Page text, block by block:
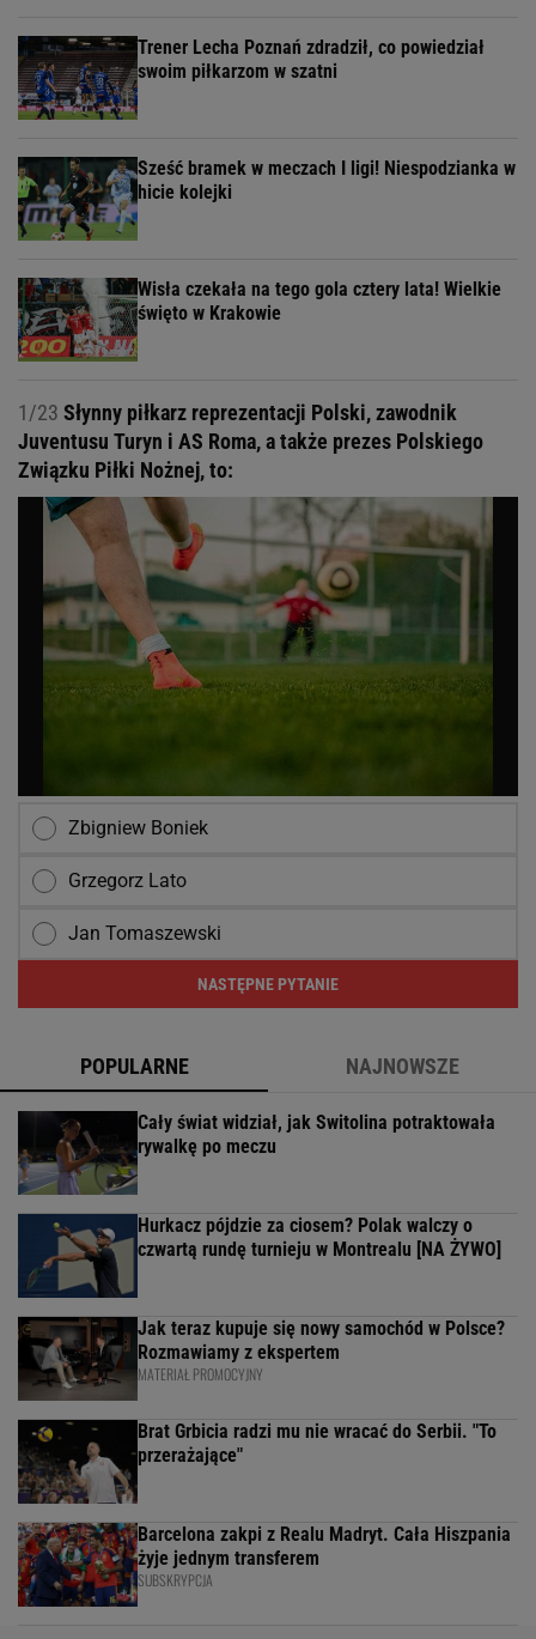
Trener Lecha Poznań zdradził, co powiedział
swoim piłkarzom w szatni
Sześć bramek w meczach I ligi! Niespodzianka w
hicie kolejki
Wisła czekała na tego gola cztery lata! Wielkie
święto w Krakowie
1/23 Słynny piłkarz reprezentacji Polski, zawodnik
Juventusu Turyn i AS Roma, a także prezes Polskiego
Związku Piłki Nożnej, to:
Zbigniew Boniek
Grzegorz Lato
Jan Tomaszewski
NASTĘPNE PYTANIE
POPULARNE NAJNOWSZE
Cały świat widział, jak Switolina potraktowała
rywalkę po meczu
Hurkacz pójdzie za ciosem? Polak walczy o
czwartą rundę turnieju w Montrealu [NA ŻYWO]
Jak teraz kupuje się nowy samochód w Polsce?
Rozmawiamy z ekspertem
MATERIAŁ PROMOCYJNY
Brat Grbicia radzi mu nie wracać do Serbii. "To
przerażające"
Barcelona zakpi z Realu Madryt. Cała Hiszpania
żyje jednym transferem
SUBSKRYPCJA